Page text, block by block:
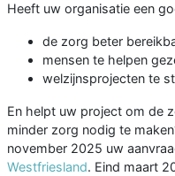
Heeft uw organisatie een
de zorg beter
mensen te helpen
welzijnsprojecten te
En helpt uw project om de
minder zorg nodig te
november 2025 uw
Westfriesland. Eind maart